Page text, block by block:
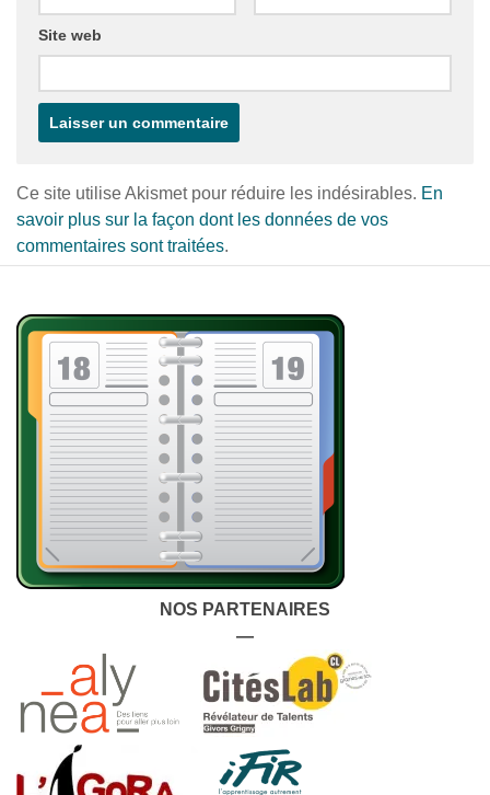
Site web
Ce site utilise Akismet pour réduire les indésirables. En
savoir plus sur la façon dont les données de vos
commentaires sont traitées.
NOS PARTENAIRES
—